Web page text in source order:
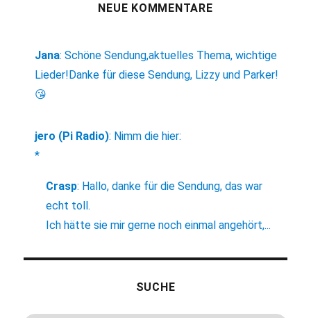
NEUE KOMMENTARE
Jana:Schöne Sendung,aktuelles Thema, wichtige
Lieder!Danke für diese Sendung, Lizzy und Parker!
😘
jero (Pi Radio): Nimm die hier:
*
Crasp: Hallo, danke für die Sendung, das war
echt toll.
Ich hätte sie mir gerne noch einmal angehört,...
SUCHE